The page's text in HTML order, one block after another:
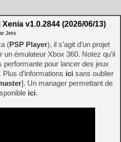
Xenia v1.0.2844 (2026/06/13)
Jets
(PSP Player), il s’agit d’un projet
émulateur Xbox 360. Notez qu’il
pour lancer des jeux
d’informations ici sans oublier
]. Un manager permettant de
ici.